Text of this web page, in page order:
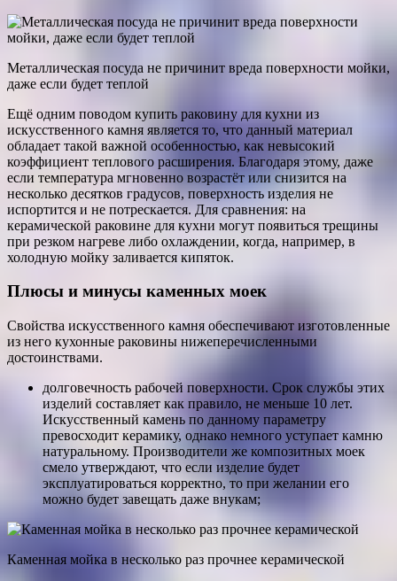
Металлическая посуда не причинит вреда поверхности мойки,
даже если будет теплой
Ещё одним поводом купить раковину для кухни из
искусственного камня является то, что данный материал
обладает такой важной особенностью, как невысокий
коэффициент теплового расширения. Благодаря этому, даже
если температура мгновенно возрастёт или снизится на
несколько десятков градусов, поверхность изделия не
испортится и не потрескается. Для сравнения: на
керамической раковине для кухни могут появиться трещины
при резком нагреве либо охлаждении, когда, например, в
холодную мойку заливается кипяток.
Плюсы и минусы каменных моек
Свойства искусственного камня обеспечивают изготовленные
из него кухонные раковины нижеперечисленными
достоинствами.
долговечность рабочей поверхности. Срок службы этих
изделий составляет как правило, не меньше 10 лет.
Искусственный камень по данному параметру
превосходит керамику, однако немного уступает камню
натуральному. Производители же композитных моек
смело утверждают, что если изделие будет
эксплуатироваться корректно, то при желании его
можно будет завещать даже внукам;
Каменная мойка в несколько раз прочнее керамической